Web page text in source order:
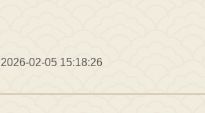
2026-02-05 15:18:26